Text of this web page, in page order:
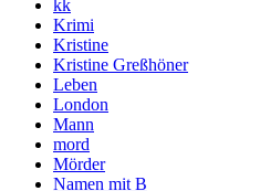
kk
Krimi
Kristine
Kristine Greßhöner
Leben
London
Mann
mord
Mörder
Namen mit B